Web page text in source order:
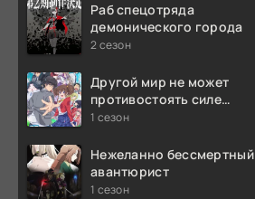
Раб спецотряда
демонического города
2 сезон
Другой мир не может
противостоять силе
мгновенной смерти
1 сезон
Нежеланно бессмертный
авантюрист
1 сезон